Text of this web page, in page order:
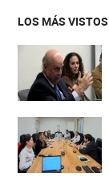
LOS MÁS VISTOS